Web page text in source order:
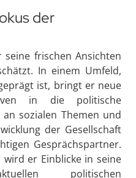
der
seine frischen Ansichten
In einem Umfeld,
ist, bringt er neue
in die politische
sozialen Themen und
der Gesellschaft
Gesprächspartner.
er Einblicke in seine
politischen